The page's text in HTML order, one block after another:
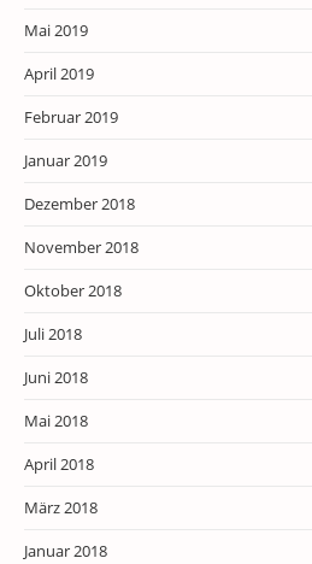
Mai 2019
April 2019
Februar 2019
Januar 2019
Dezember 2018
November 2018
Oktober 2018
Juli 2018
Juni 2018
Mai 2018
April 2018
März 2018
Januar 2018